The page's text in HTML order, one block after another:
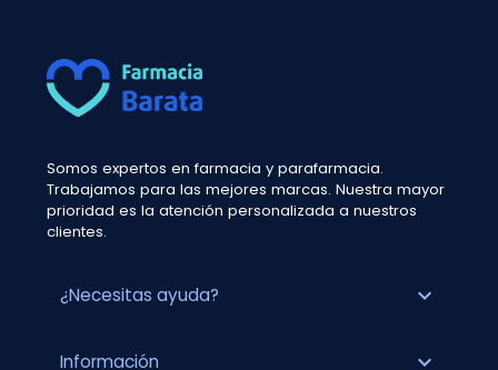
Somos expertos en farmacia y parafarmacia.
Trabajamos para las mejores marcas. Nuestra mayor
prioridad es la atención personalizada a nuestros
clientes.
¿Necesitas ayuda? expand_more
Información expand_more